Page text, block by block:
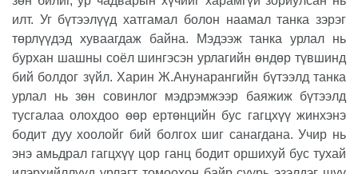
илт. Уг бүтээлүүд хатгамал болон наамал танка зэрэг
төрлүүдэд хуваагдаж байна. Мэдээж танка урлал нь
бурхан шашны соёл шингэсэн урлагийн өндөр түвшинд
бий болдог зүйл. Харин Ж.Анунарангийн бүтээлд танка
урлал нь зөн совинлог мэдрэмжээр баяжиж бүтээлд
тусгалаа олохдоо өөр ертөнцийн бус гагцхүү жинхэнэ
бодит дуу хоолойг бий болгох шиг санагдана. Учир нь
энэ амьдрал гагцхүү цор ганц бодит оршихуй бус тухай